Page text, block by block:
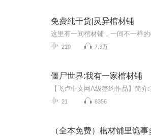
免费纯干货|灵异棺材铺
这里有一间棺材铺，一间不一样的
210 7.3万
僵尸世界:我有一家棺材铺
21 8356
（全本免费）棺材铺里诡事